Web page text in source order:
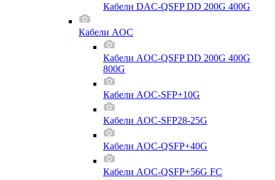
Кабели DAC-QSFP DD 200G 400G
Кабели AOC
Кабели AOC-QSFP DD 200G 400G
800G
Кабели AOC-SFP+10G
Кабели AOC-SFP28-25G
Кабели AOC-QSFP+40G
Кабели AOC-QSFP+56G FC